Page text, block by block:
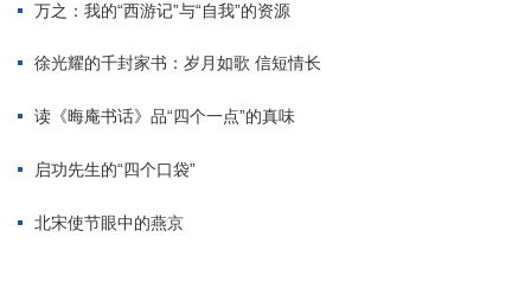
万之：我的“西游记”与“自我”的资源
徐光耀的千封家书：岁月如歌 信短情长
读《晦庵书话》品“四个一点”的真味
启功先生的“四个口袋”
北宋使节眼中的燕京